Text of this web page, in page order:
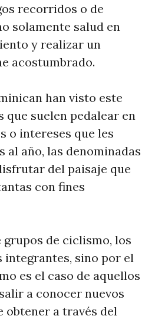
recorridos o de
solamente salud en
y realizar un
acostumbrado.
han visto este
suelen pedalear en
o intereses que les
al año, las denominadas
del paisaje que
con fines
grupos de ciclismo, los
integrantes, sino por el
es el caso de aquellos
a conocer nuevos
obtener a través del